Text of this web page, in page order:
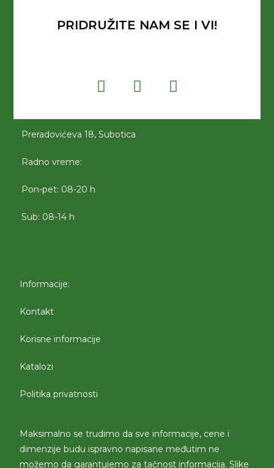
PRIDRUŽITE NAM SE I VI!
Preradovićeva 18, Subotica
Radno vreme:
Pon-pet: 08-20 h
Sub: 08-14 h
Informacije:
Kontakt
Korisne informacije
Katalozi
Politika privatnosti
Maksimalno se trudimo da sve informacije, cene i
dimenzije budu ispravno napisane međutim ne
možemo da garantujemo za tačnost informacija. Slike